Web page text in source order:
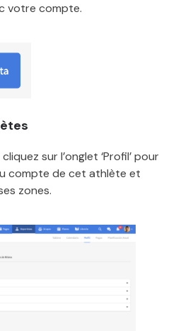
votre compte.
sur l’onglet ‘Profil’ pour
compte de cet athlète et
zones.